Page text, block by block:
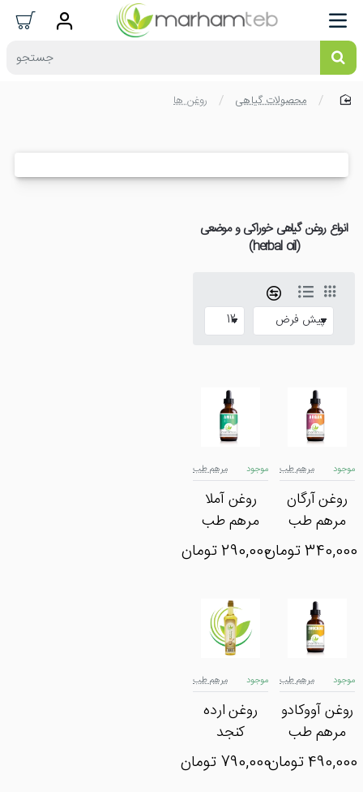
جستجو
home
محصولات گیاهی روغن ها
انواع روغن گیاهی خوراکی و موضعی
(herbal oil)
موجود مرهم طب
روغن آرگان
مرهم طب
340,000 تومان
موجود مرهم طب
روغن آملا
مرهم طب
290,000 تومان
موجود مرهم طب
روغن آووکادو
مرهم طب
490,000 تومان
موجود مرهم طب
روغن ارده
کنجد
790,000 تومان